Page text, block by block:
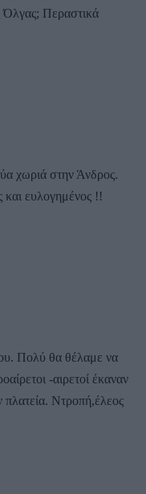
Όλγας; Περαστικά
χωριά στην Άνδρος.
και ευλογημένος !!
Πολύ θα θέλαμε να
-αιρετοί έκαναν
πλατεία. Ντροπή,έλεος